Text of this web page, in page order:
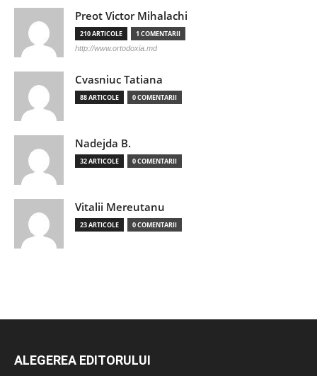
Preot Victor Mihalachi
210 ARTICOLE 1 COMENTARII
http://www.ortodoxia.md
Cvasniuc Tatiana
88 ARTICOLE 0 COMENTARII
Nadejda B.
32 ARTICOLE 0 COMENTARII
Vitalii Mereutanu
23 ARTICOLE 0 COMENTARII
ALEGEREA EDITORULUI